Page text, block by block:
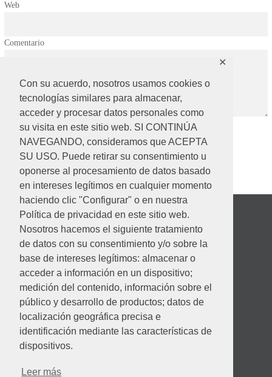
Con su acuerdo, nosotros usamos cookies o
tecnologías similares para almacenar,
acceder y procesar datos personales como
su visita en este sitio web. SI CONTINÚA
NAVEGANDO, consideramos que ACEPTA
SU USO. Puede retirar su consentimiento u
oponerse al procesamiento de datos basado
en intereses legítimos en cualquier momento
haciendo clic "Configurar" o en nuestra
Política de privacidad en este sitio web.
Nosotros hacemos el siguiente tratamiento
de datos con su consentimiento y/o sobre la
base de intereses legítimos: almacenar o
acceder a información en un dispositivo;
medición del contenido, información sobre el
público y desarrollo de productos; datos de
localización geográfica precisa e
identificación mediante las características de
dispositivos.
Leer más
✕
Web
Comentario
Desempeño ambiental